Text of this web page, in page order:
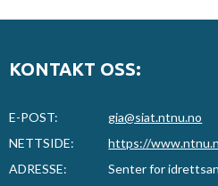
KONTAKT OSS:
E-POST:
gia@siat.ntnu.no
NETTSIDE:
https://
ADRESSE:
Senter for